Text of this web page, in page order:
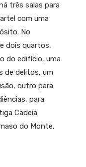
três salas para
com uma
No
dois quartos,
do edifício, uma
de delitos, um
outro para
para
Cadeia
do Monte,